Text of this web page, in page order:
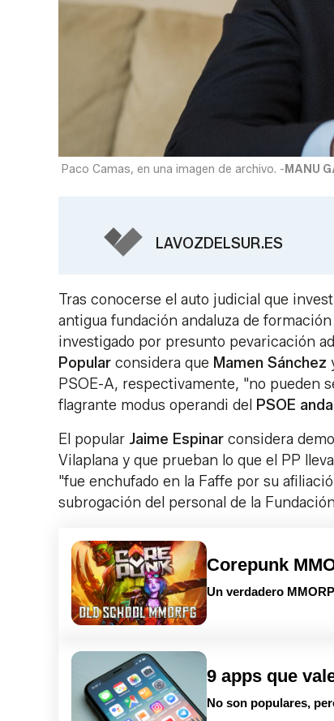
Paco Camas, en una imagen de archivo. - MANU
LAVOZDELSUR.ES
Tras conocerse el auto judicial que
antigua fundación andaluza de
investigado por presunto pevaricación
Popular considera que Mamen Sánchez
PSOE-A, respectivamente, "no pueden
flagrante modus operandi del PSOE
El popular Jaime Espinar considera
Vilaplana y que prueban lo que el PP
"fue enchufado en la Faffe por su
subrogación del personal de la
Corepunk
Un verdadero
9 apps que
No son populares,